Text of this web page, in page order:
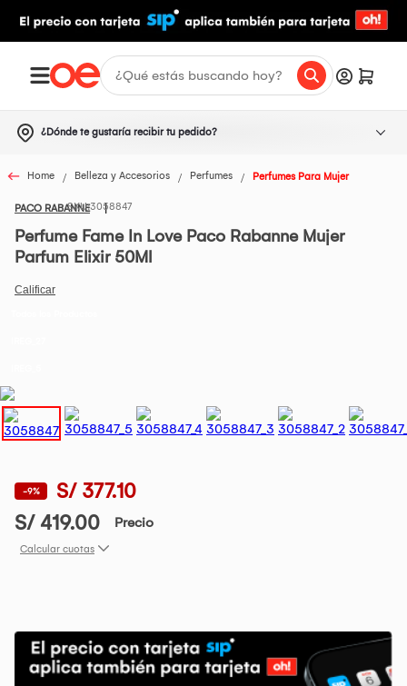
¿Dónde te gustaría recibir tu pedido?
Home Belleza y Accesorios Perfumes Perfumes Para Mujer
PACO RABANNE3058847
Perfume Fame In Love Paco Rabanne Mujer
Parfum Elixir 50Ml
-9%
S/ 377.10
S/ 419.00
Precio
Calcular cuotas